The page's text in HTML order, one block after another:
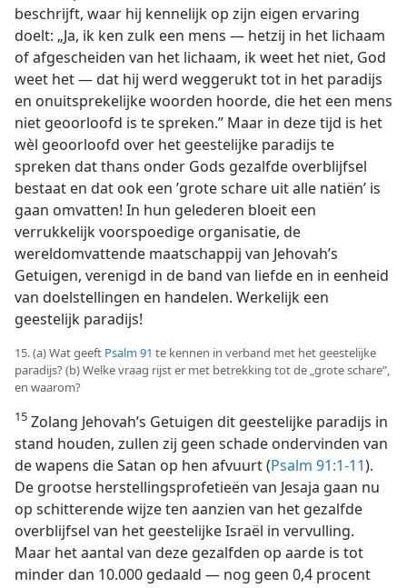
beschrijft, waar hij kennelijk op zijn eigen ervaring
doelt: „Ja, ik ken zulk een mens — hetzij in het lichaam
of afgescheiden van het lichaam, ik weet het niet, God
weet het — dat hij werd weggerukt tot in het paradijs
en onuitsprekelijke woorden hoorde, die het een
mens niet geoorloofd is te spreken.” Maar in deze tijd
is het wèl geoorloofd over het geestelijke paradijs te
spreken dat thans onder Gods gezalfde overblijfsel
bestaat en dat ook een ’grote schare uit alle natiën’ is
gaan omvatten! In hun gelederen bloeit een
verrukkelijk voorspoedige organisatie, de
wereldomvattende maatschappij van Jehovah’s
Getuigen, verenigd in de band van liefde en in eenheid
van doelstellingen en handelen. Werkelijk een
geestelijk paradijs!
15. (a) Wat geeft Psalm 91 te kennen in verband met het geestelijke
paradijs? (b) Welke vraag rijst er met betrekking tot de „grote schare”,
en waarom?
15 Zolang Jehovah’s Getuigen dit geestelijke paradijs in
stand houden, zullen zij geen schade ondervinden van
de wapens die Satan op hen afvuurt (Psalm 91:1-11).
De grootse herstellingsprofetieën van Jesaja gaan nu
op schitterende wijze ten aanzien van het gezalfde
overblijfsel van het geestelijke Israël in vervulling.
Maar het aantal van deze gezalfden op aarde is tot
minder dan 10.000 gedaald — nog geen 0,4 procent